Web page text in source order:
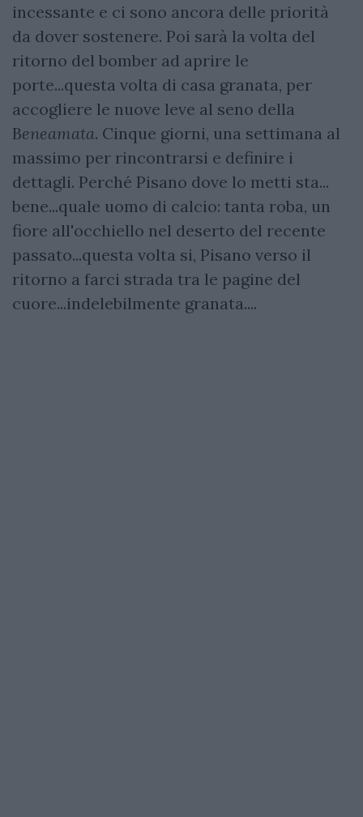
incessante e ci sono ancora delle priorità
da dover sostenere. Poi sarà la volta del
ritorno del bomber ad aprire le
porte...questa volta di casa granata, per
accogliere le nuove leve al seno della
Beneamata. Cinque giorni, una settimana al
massimo per rincontrarsi e definire i
dettagli. Perché Pisano dove lo metti sta...
bene...quale uomo di calcio: tanta roba, un
fiore all'occhiello nel deserto del recente
passato...questa volta si, Pisano verso il
ritorno a farci strada tra le pagine del
cuore...indelebilmente granata....